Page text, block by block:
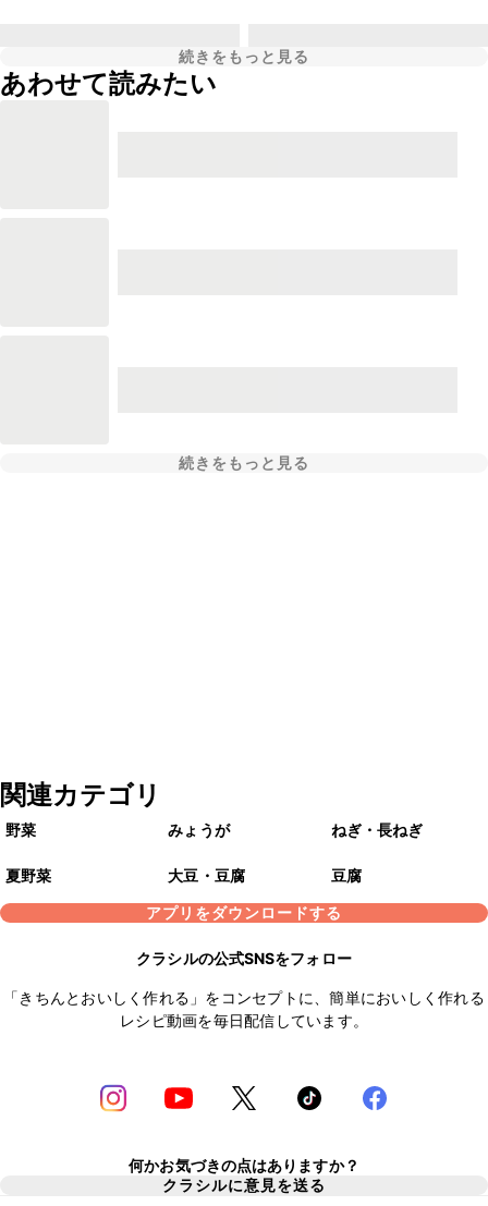
続きをもっと見る
あわせて読みたい
続きをもっと見る
関連カテゴリ
野菜 みょうが ねぎ・長ねぎ
夏野菜 大豆・豆腐
豆腐
アプリをダウンロードする
クラシルの公式SNSをフォロー
「きちんとおいしく作れる」をコンセプトに、簡単においしく作れる
レシピ動画を毎日配信しています。
何かお気づきの点はありますか？
クラシルに意見を送る